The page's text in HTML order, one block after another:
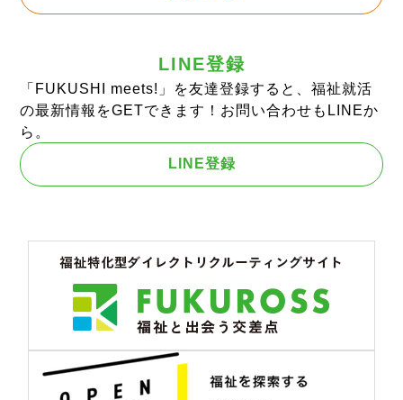
LINE登録
「FUKUSHI meets!」を友達登録すると、福祉就活
の最新情報をGETできます！お問い合わせもLINEか
ら。
LINE登録